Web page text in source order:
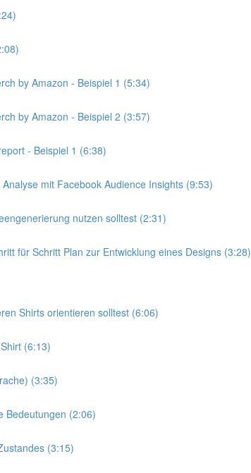
by Amazon - Beispiel 1 (5:34)
by Amazon - Beispiel 2 (3:57)
- Beispiel 1 (6:38)
mit Facebook Audience Insights (9:53)
nutzen solltest (2:31)
für Schritt Plan zur Entwicklung eines Designs (3:28)
Shirts orientieren solltest (6:06)
(6:13)
(3:35)
Bedeutungen (2:06)
(3:15)